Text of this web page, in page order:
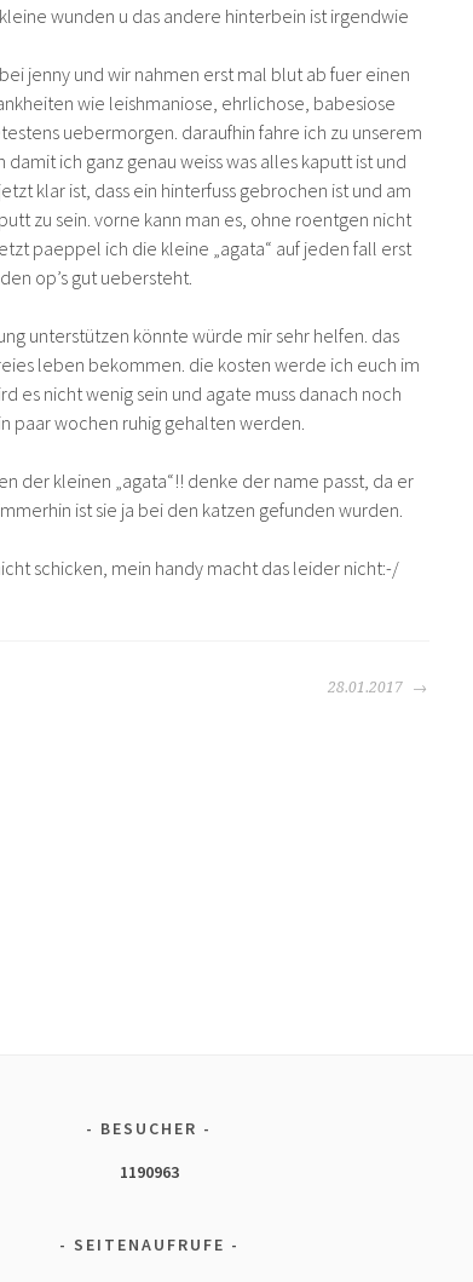
wunden u das andere hinterbein ist irgendwie
jenny und wir nahmen erst mal blut ab fuer einen
wie leishmaniose, ehrlichose, babesiose
uebermorgen. daraufhin fahre ich zu unserem
ich ganz genau weiss was alles kaputt ist und
klar ist, dass ein hinterfuss gebrochen ist und am
zu sein. vorne kann man es, ohne roentgen nicht
paeppel ich die kleine „agata“ auf jeden fall erst
op’s gut uebersteht.
unterstützen könnte würde mir sehr helfen. das
leben bekommen. die kosten werde ich euch im
es nicht wenig sein und agate muss danach noch
paar wochen ruhig gehalten werden.
der kleinen „agata“!! denke der name passt, da er
ist sie ja bei den katzen gefunden wurden.
schicken, mein handy macht das leider nicht:-/
28.01.2017
BESUCHER
1190963
SEITENAUFRUFE